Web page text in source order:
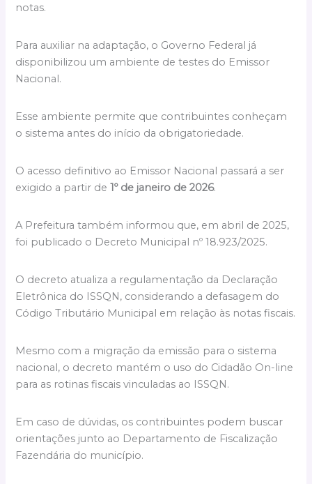
notas.
Para auxiliar na adaptação, o Governo Federal já
disponibilizou um ambiente de testes do Emissor
Nacional.
Esse ambiente permite que contribuintes conheçam
o sistema antes do início da obrigatoriedade.
O acesso definitivo ao Emissor Nacional passará a ser
exigido a partir de1º de janeiro de 2026.
A Prefeitura também informou que, em abril de 2025,
foi publicado o Decreto Municipal nº 18.923/2025.
O decreto atualiza a regulamentação da Declaração
Eletrônica do ISSQN, considerando a defasagem do
Código Tributário Municipal em relação às notas fiscais.
Mesmo com a migração da emissão para o sistema
nacional, o decreto mantém o uso do Cidadão On-line
para as rotinas fiscais vinculadas ao ISSQN.
Em caso de dúvidas, os contribuintes podem buscar
orientações junto ao Departamento de Fiscalização
Fazendária do município.